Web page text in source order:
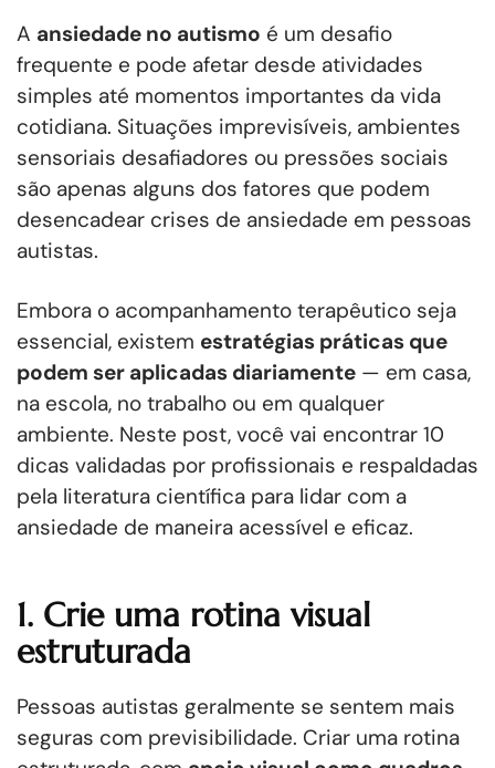
A ansiedade no autismo é um desafio
frequente e pode afetar desde atividades
simples até momentos importantes da vida
cotidiana. Situações imprevisíveis, ambientes
sensoriais desafiadores ou pressões sociais
são apenas alguns dos fatores que podem
desencadear crises de ansiedade em pessoas
autistas.
Embora o acompanhamento terapêutico seja
essencial, existem estratégias práticas que
podem ser aplicadas diariamente — em casa,
na escola, no trabalho ou em qualquer
ambiente. Neste post, você vai encontrar 10
dicas validadas por profissionais e respaldadas
pela literatura científica para lidar com a
ansiedade de maneira acessível e eficaz.
1. Crie uma rotina visual
estruturada
Pessoas autistas geralmente se sentem mais
seguras com previsibilidade. Criar uma rotina